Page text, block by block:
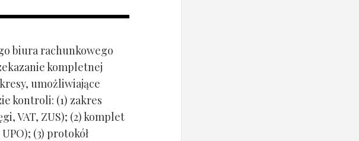
biura rachunkowego
kompletnej
umożliwiające
kontroli: (1) zakres
VAT, ZUS); (2) komplet
(3) protokół